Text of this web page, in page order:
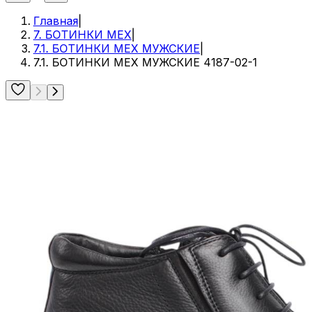
Главная
7. БОТИНКИ МЕХ
7.1. БОТИНКИ МЕХ МУЖСКИЕ
7.1. БОТИНКИ МЕХ МУЖСКИЕ 4187-02-1